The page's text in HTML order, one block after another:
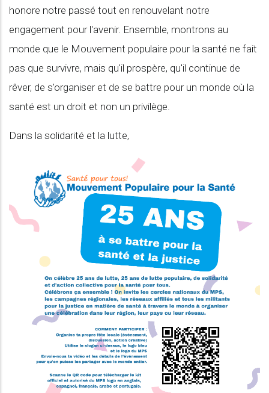
honore notre passé tout en renouvelant notre
engagement pour l'avenir. Ensemble, montrons au
monde que le Mouvement populaire pour la santé ne fait
pas que survivre, mais qu'il prospère, qu'il continue de
rêver, de s'organiser et de se battre pour un monde où la
santé est un droit et non un privilège.
Dans la solidarité et la lutte,